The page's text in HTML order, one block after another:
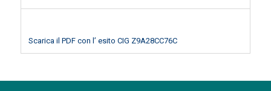
Scarica il PDF con l’ esito CIG Z9A28CC76C